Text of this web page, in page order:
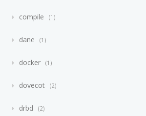
compile 1
dane 1
docker 1
dovecot 2
drbd 2